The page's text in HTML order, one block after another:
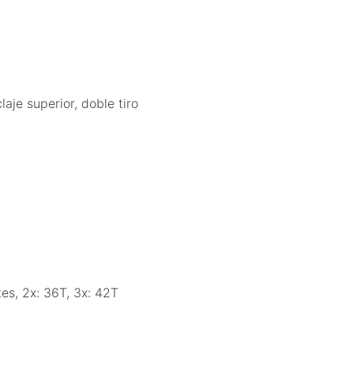
superior, doble tiro
2x: 36T, 3x: 42T